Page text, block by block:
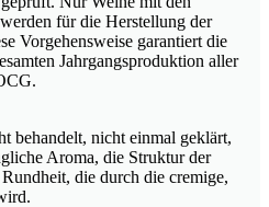
für die Herstellung der
Vorgehensweise garantiert die
Jahrgangsproduktion aller
behandelt, nicht einmal geklärt,
Aroma, die Struktur der
die durch die cremige,